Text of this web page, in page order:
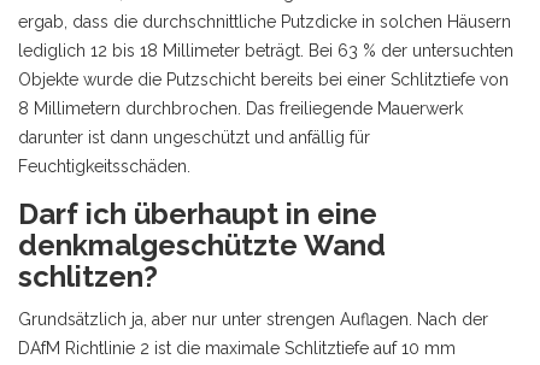
ergab, dass die durchschnittliche Putzdicke in solchen Häusern
lediglich 12 bis 18 Millimeter beträgt. Bei 63 % der untersuchten
Objekte wurde die Putzschicht bereits bei einer Schlitztiefe von
8 Millimetern durchbrochen. Das freiliegende Mauerwerk
darunter ist dann ungeschützt und anfällig für
Feuchtigkeitsschäden.
Darf ich überhaupt in eine
denkmalgeschützte Wand
schlitzen?
Grundsätzlich ja, aber nur unter strengen Auflagen. Nach der
DAfM Richtlinie 2 ist die maximale Schlitztiefe auf 10 mm